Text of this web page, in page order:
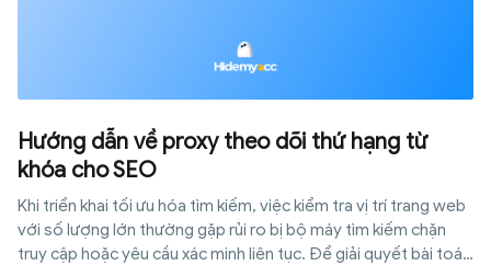
Hướng dẫn về proxy theo dõi thứ hạng từ
khóa cho SEO
Khi triển khai tối ưu hóa tìm kiếm, việc kiểm tra vị trí trang web
với số lượng lớn thường gặp rủi ro bị bộ máy tìm kiếm chặn
truy cập hoặc yêu cầu xác minh liên tục. Để giải quyết bài toán